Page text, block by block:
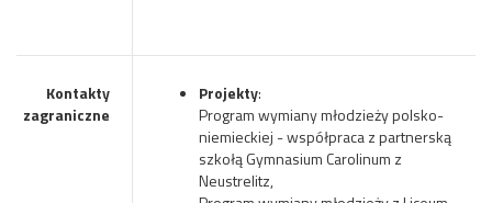
Kontakty
zagraniczne
Projekty:
Program wymiany młodzieży polsko-
niemieckiej - współpraca z partnerską
szkołą Gymnasium Carolinum z
Neustrelitz,